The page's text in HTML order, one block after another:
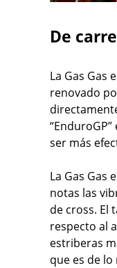
De
La Gas Gas
renovado
ser más
La Gas Gas
notas las
de cross. El
respecto al
estriberas
que es de